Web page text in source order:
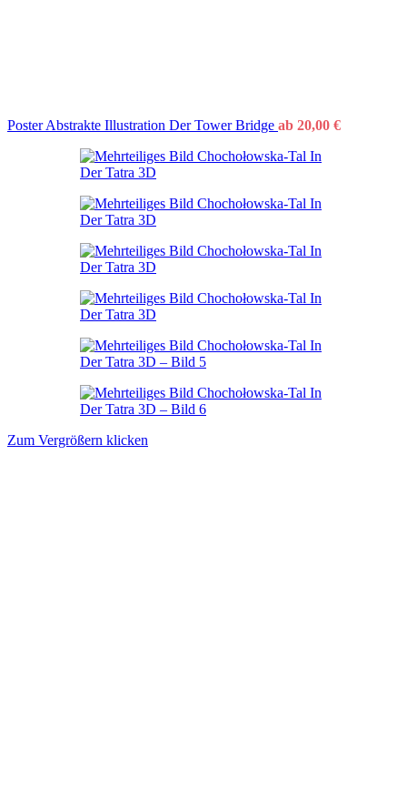
Poster Abstrakte Illustration Der Tower Bridge ab 20,00 €
Zum Vergrößern klicken